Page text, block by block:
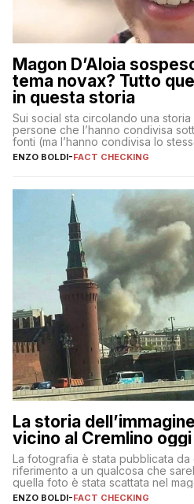
Magon D’Aloia
tema novax? Tutto
in questa storia
Sui social sta circolando una
persone che l’hanno condivisa
fonti (ma l’hanno condivisa lo
ENZO BOLDI-FACT CHECKING
La storia
vicino al Cremlino
La fotografia è stata pubblicata
riferimento a un qualcosa che
quella foto è stata scattata nel
ENZO BOLDI-FACT CHECKING